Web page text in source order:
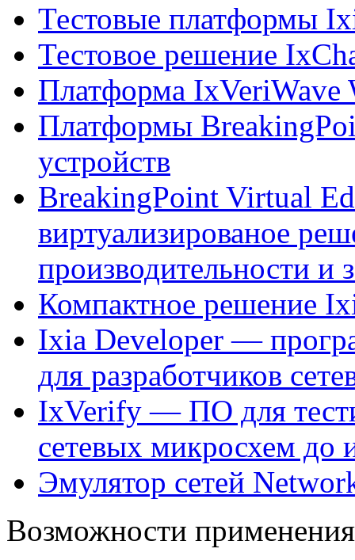
Тестовые платформы
Тестовое решение
Платформа IxVeriWave
Платформы
устройств
BreakingPoint Virtual
виртуализированое
производительности и
Компактное решение
Ixiа Developer —
для разработчиков
IxVerify — ПО для
сетевых микросхем до
Эмулятор сетей
Возможности